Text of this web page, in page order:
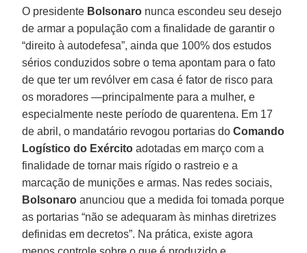
O presidente Bolsonaro nunca escondeu seu desejo
de armar a população com a finalidade de garantir o
“direito à autodefesa”, ainda que 100% dos estudos
sérios conduzidos sobre o tema apontam para o fato
de que ter um revólver em casa é fator de risco para
os moradores —principalmente para a mulher, e
especialmente neste período de quarentena. Em 17
de abril, o mandatário revogou portarias doComando
Logístico do Exército adotadas em março com a
finalidade de tornar mais rígido o rastreio e a
marcação de munições e armas. Nas redes sociais,
Bolsonaro anunciou que a medida foi tomada porque
as portarias “não se adequaram às minhas diretrizes
definidas em decretos”. Na prática, existe agora